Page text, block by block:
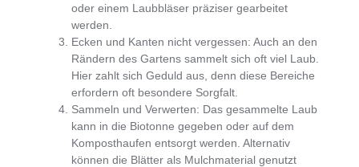
oder einem Laubbläser präziser gearbeitet
werden.
Ecken und Kanten nicht vergessen: Auch an den
Rändern des Gartens sammelt sich oft viel Laub.
Hier zahlt sich Geduld aus, denn diese Bereiche
erfordern oft besondere Sorgfalt.
Sammeln und Verwerten: Dasgesammelte Laub
kann in die Biotonne gegeben oder auf dem
Komposthaufen entsorgt werden . Alternativ
können die Blätter als Mulchmaterial genutzt